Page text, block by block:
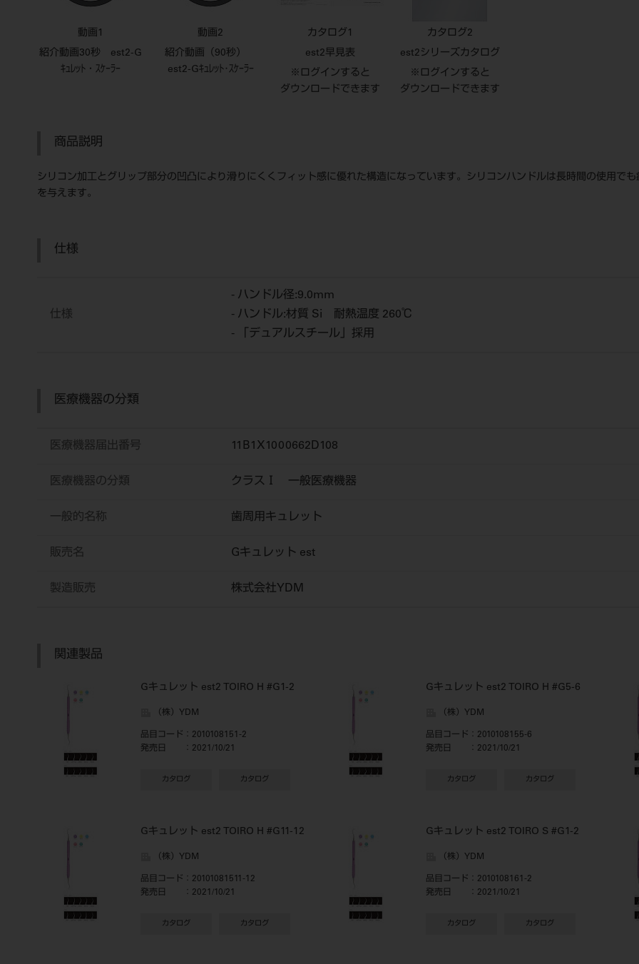
動画1
紹介動画30秒 est2-G
ｷｭﾚｯﾄ・ｽｹｰﾗｰ
動画2
紹介動画（90秒）
est2-Gｷｭﾚｯﾄ･ｽｹｰﾗｰ
カタログ1
est2早見表
※ログインすると
ダウンロードできます
カタログ2
est2シリーズカタログ
※ログインすると
ダウンロードできます
商品説明
シリコン加工とグリップ部分の凹凸により滑りにくくフィット感に優れた構造になっています。シリコンハンドルは長時間の使用で
を与えます。
仕様
仕様
- ハンドル径:9.0mm
- ハンドル:材質 Si 耐熱温度 260℃
- 「デュアルスチール」採用
医療機器の分類
医療機器届出番号 11B1X1000662D108
医療機器の分類 クラスⅠ 一般医療機器
一般的名称 歯周用キュレット
販売名 Gキュレット est
製造販売 株式会社YDM
関連製品
Gキュレット est2 TOIRO H #G1-2
（株）YDM
品目コード ：2010108151-2
発売日
：2021/10/21
カタログ カタログ
Gキュレット est2 TOIRO H #G5-6
（株）YDM
品目コード ：2010108155-6
発売日
：2021/10/21
カタログ カタログ
Gキュレット est2 TOIRO H #G11-12
（株）YDM
品目コード ：20101081511-12
発売日
：2021/10/21
カタログ カタログ
Gキュレット est2 TOIRO S #G1-2
（株）YDM
品目コード ：2010108161-2
発売日
：2021/10/21
カタログ カタログ